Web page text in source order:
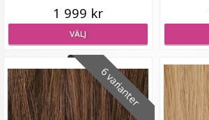
1 999 kr
VÄLJ
6 varianter